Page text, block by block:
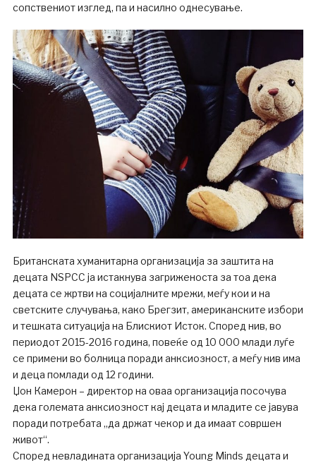
сопствениот изглед, па и насилно однесување.
Британската хуманитарна организација за заштита на
децата NSPCC ја истакнува загриженоста за тоа дека
децата се жртви на социјалните мрежи, меѓу кои и на
светските случувања, како Брегзит, американските избори
и тешката ситуација на Блискиот Исток. Според нив, во
периодот 2015-2016 година, повеќе од 10 000 млади луѓе
се примени во болница поради анксиозност, а меѓу нив има
и деца помлади од 12 години.
Џон Камерон – директор на оваа организација посочува
дека големата анксиозност кај децата и младите се јавува
поради потребата „да држат чекор и да имаат совршен
живот“.
Според невладината организација Young Minds децата и